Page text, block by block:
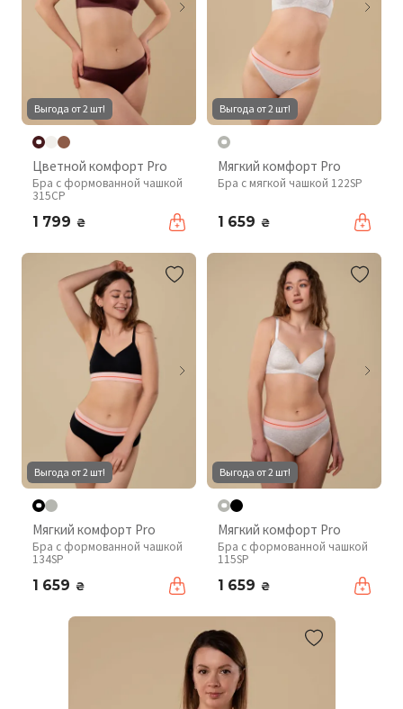
Выгода от 2 шт!
Цветной комфорт Pro
Бра с формованной чашкой
315CP
1 799 ₴
Выгода от 2 шт!
Мягкий комфорт Pro
Бра с мягкой чашкой 122SP
1 659 ₴
Выгода от 2 шт!
Мягкий комфорт Pro
Бра с формованной чашкой
134SP
1 659 ₴
Выгода от 2 шт!
Мягкий комфорт Pro
Бра с формованной чашкой
115SP
1 659 ₴